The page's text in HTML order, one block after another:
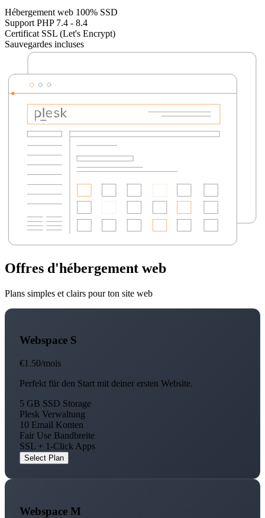
Hébergement web 100% SSD
Support PHP 7.4 - 8.4
Certificat SSL (Let's Encrypt)
Sauvegardes incluses
Offres d'hébergement web
Plans simples et clairs pour ton site web
Webspace S
€1.50/mois
Perfekt für den Start mit deiner ersten Website.
5 GB SSD Storage
Plesk Verwaltung
10 Email Konten
Fair Use Bandbreite
SSL + 1-Click Apps
Select Plan
Webspace M